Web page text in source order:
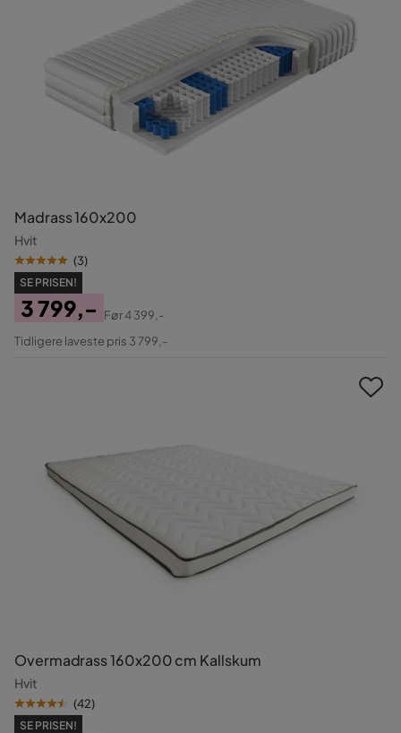
Madrass 160x200
Hvit
(3)
SE PRISEN!
Pris
3 799,-
Original
Før4 399,-
Tidligere laveste pris 3 799,-
Overmadrass 160x200 cm Kallskum
Hvit
(42)
SE PRISEN!